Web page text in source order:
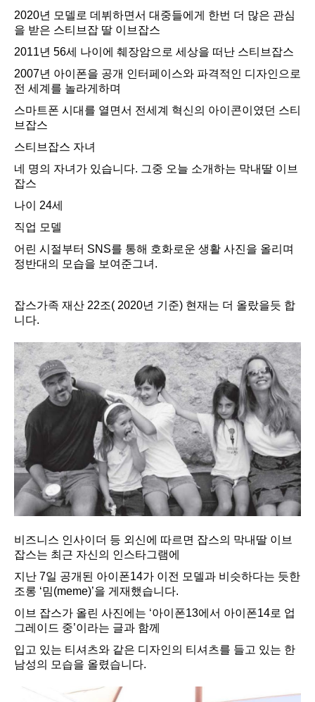
2020년 모델로 데뷔하면서 대중들에게 한번 더 많은 관심
을 받은 스티브잡 딸 이브잡스
2011년 56세 나이에 췌장암으로 세상을 떠난 스티브잡스
2007년 아이폰을 공개 인터페이스와 파격적인 디자인으로
전 세계를 놀라게하며
스마트폰 시대를 열면서 전세계 혁신의 아이콘이였던 스티
브잡스
스티브잡스 자녀
네 명의 자녀가 있습니다. 그중 오늘 소개하는 막내딸 이브
잡스
나이 24세
직업 모델
어린 시절부터 SNS를 통해 호화로운 생활 사진을 올리며
정반대의 모습을 보여준그녀.
잡스가족 재산 22조( 2020년 기준) 현재는 더 올랐을듯 합
니다.
비즈니스 인사이더 등 외신에 따르면 잡스의 막내딸 이브
잡스는 최근 자신의 인스타그램에
지난 7일 공개된 아이폰14가 이전 모델과 비슷하다는 듯한
조롱 ‘밈(meme)’을 게재했습니다.
이브 잡스가 올린 사진에는 ‘아이폰13에서 아이폰14로 업
그레이드 중’이라는 글과 함께
입고 있는 티셔츠와 같은 디자인의 티셔츠를 들고 있는 한
남성의 모습을 올렸습니다.